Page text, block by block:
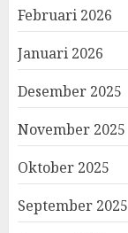
Februari 2026
Januari 2026
Desember 2025
November 2025
Oktober 2025
September 2025